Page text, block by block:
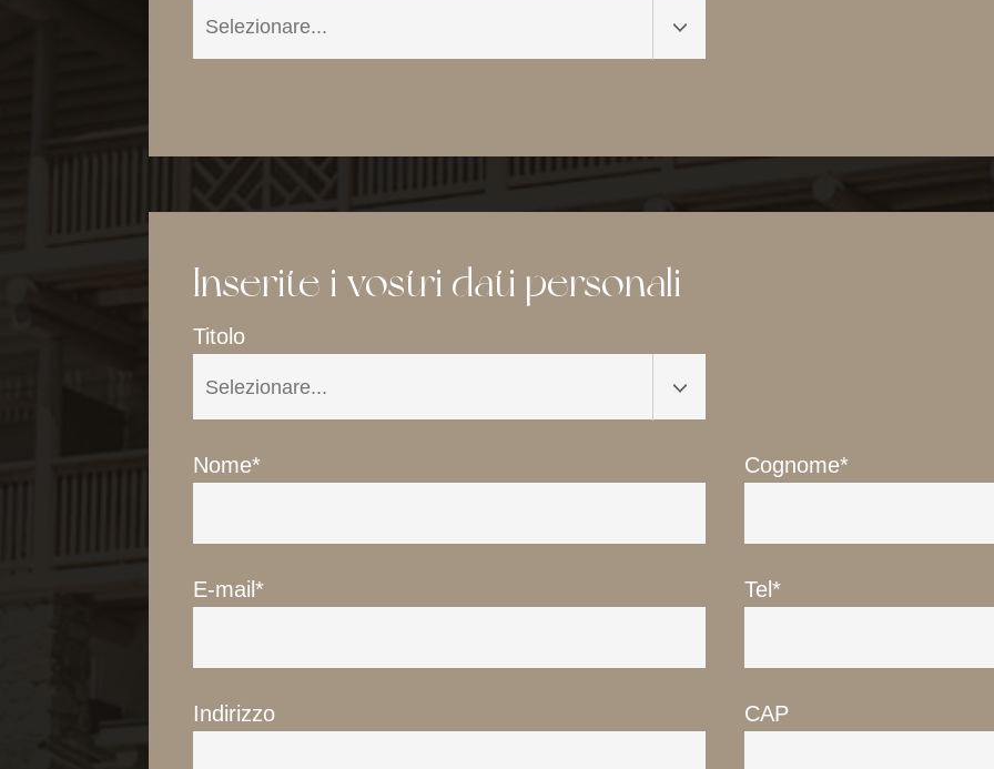
Portillo Dolomites 1966'
Centro benessere
Offerte & Pacchetti
Attività
The Lodge
Inserite i vostri dati personali
Titolo
Nome* Cognome*
E-mail* Tel*
Indirizzo CAP